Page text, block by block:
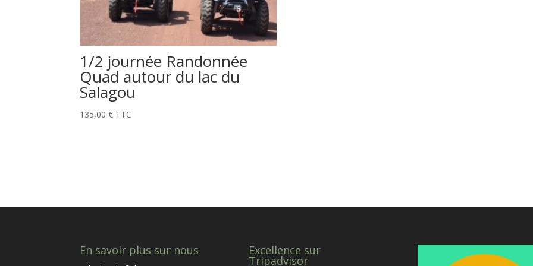
1/2 journée Randonnée
Quad autour du lac du
Salagou
135,00€ TTC
En savoir plus sur nous Excellence sur
Tripadvisor